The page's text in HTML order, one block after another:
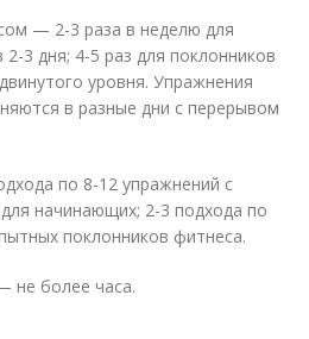
— 2-3 раза в неделю для
3 дня; 4-5 раз для поклонников
уровня. Упражнения
в разные дни с перерывом
по 8-12 упражнений с
начинающих; 2-3 подхода по
поклонников фитнеса.
не более часа.